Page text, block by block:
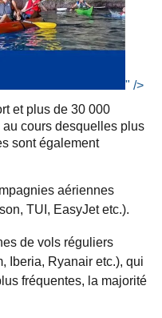
" />
et plus de 30 000
cours desquelles plus
sont également
aériennes
TUI, EasyJet etc.).
de vols réguliers
Iberia, Ryanair etc.), qui
fréquentes, la majorité